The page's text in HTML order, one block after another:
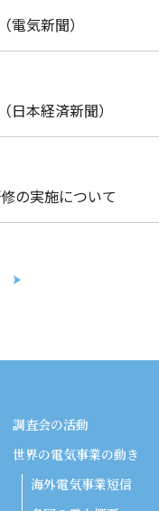
気新聞）
本経済新聞）
の実施について
調査会の活動
世界の電気事業の動き
海外電気事業短信